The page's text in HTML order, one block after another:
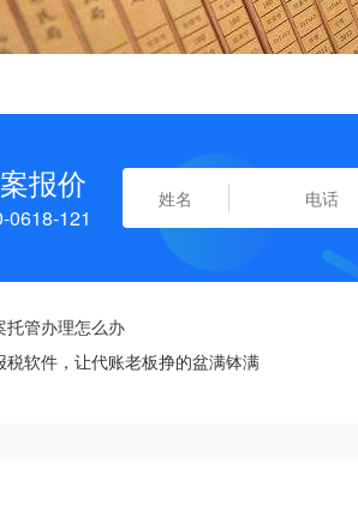
报价
0618-121
托管办理怎么办
税软件，让代账老板挣的盆满钵满